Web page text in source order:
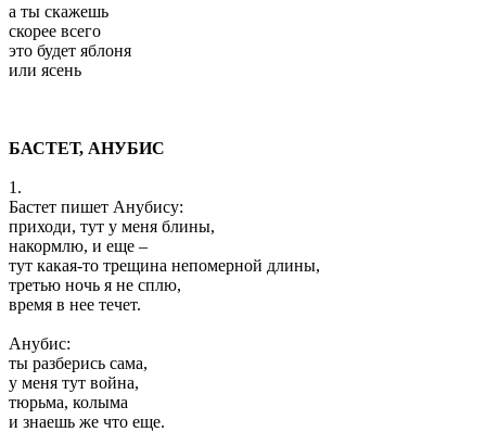
а ты скажешь
скорее всего
это будет яблоня
или ясень
БАСТЕТ, АНУБИС
1.
Бастет пишет Анубису:
приходи, тут у меня блины,
накормлю, и еще –
тут какая-то трещина непомерной длины,
третью ночь я не сплю,
время в нее течет.
Анубис:
ты разберись сама,
у меня тут война,
тюрьма, колыма
и знаешь же что еще.